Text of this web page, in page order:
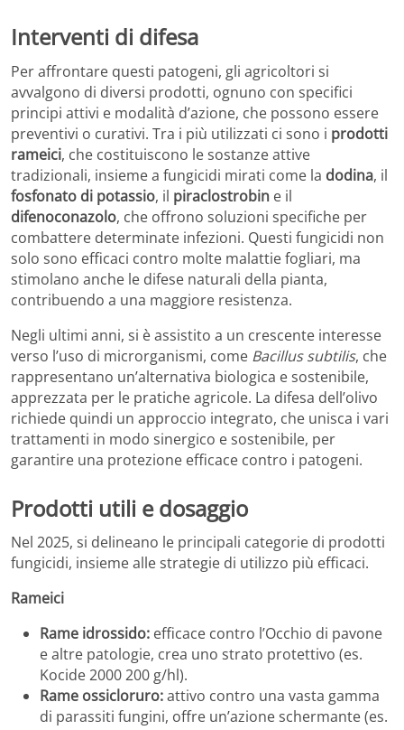
Interventi di difesa
Per affrontare questi patogeni, gli agricoltori si
avvalgono di diversi prodotti, ognuno con specifici
principi attivi e modalità d’azione, che possono essere
preventivi o curativi. Tra i più utilizzati ci sono i prodotti
rameici, che costituiscono le sostanze attive
tradizionali, insieme a fungicidi mirati come la dodina, il
fosfonato di potassio, il piraclostrobin e il
difenoconazolo, che offrono soluzioni specifiche per
combattere determinate infezioni. Questi fungicidi non
solo sono efficaci contro molte malattie fogliari, ma
stimolano anche le difese naturali della pianta,
contribuendo a una maggiore resistenza.
Negli ultimi anni, si è assistito a un crescente interesse
verso l’uso di microrganismi, come Bacillus subtilis, che
rappresentano un’alternativa biologica e sostenibile,
apprezzata per le pratiche agricole. La difesa dell’olivo
richiede quindi un approccio integrato, che unisca i vari
trattamenti in modo sinergico e sostenibile, per
garantire una protezione efficace contro i patogeni.
Prodotti utili e dosaggio
Nel 2025, si delineano le principali categorie di prodotti
fungicidi, insieme alle strategie di utilizzo più efficaci.
Rameici
Rame idrossido: efficace contro l’Occhio di pavone
e altre patologie, crea uno strato protettivo (es.
Kocide 2000 200 g/hl).
Rame ossicloruro:attivo contro una vasta gamma
di parassiti fungini, offre un’azione schermante (es.